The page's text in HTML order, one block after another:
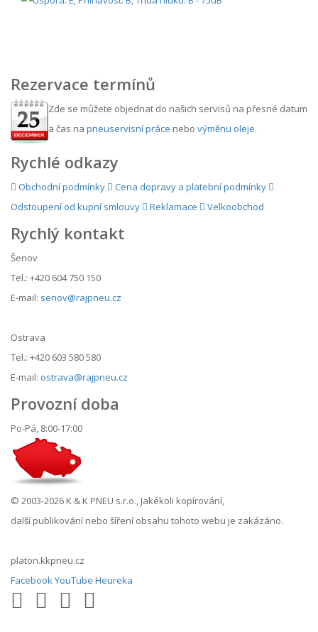
Rezervace termínů
Zde se můžete objednat do našich servisů na přesné datum
a čas na pneuservisní práce nebo výměnu oleje.
Rychlé odkazy
Obchodní podmínky
Cena dopravy a platební podmínky
Odstoupení od kupní smlouvy
Reklamace Velkoobchod
Rychlý kontakt
Šenov
Tel.: +420 604 750 150
E-mail: senov@rajpneu.cz
Ostrava
Tel.: +420 603 580 580
E-mail: ostrava@rajpneu.cz
Provozní doba
Po-Pá, 8:00-17:00
© 2003-2026 K & K PNEU s.r.o., Jakékoli kopírování,
další publikování nebo šíření obsahu tohoto webu je zakázáno.
platon.kkpneu.cz
FacebookYouTube Heureka